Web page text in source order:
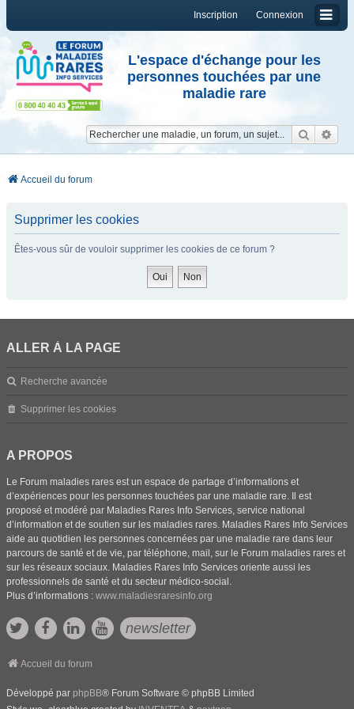
Connexion
Inscription
L'espace d'échange pour les
personnes touchées par une
maladie rare
Accueil du forum
Supprimer les cookies
Êtes-vous sûr de vouloir supprimer les cookies de ce forum ?
ALLER À LA PAGE
Recherche avancée
Supprimer les cookies
A PROPOS
Le Forum maladies rares est un espace de partage d’informations et
d’expériences pour les personnes touchées par une maladie rare. Il est
proposé et modéré par Maladies Rares Info Services, service national
d’information et de soutien sur les maladies rares. Maladies Rares Info Services
aide au quotidien les personnes concernées par une maladie rare dans leur
parcours de santé et de vie, par téléphone, mail, sur le Forum maladies rares et
sur les réseaux sociaux. Maladies Rares Info Services oriente aussi les
professionnels de santé et du secteur médico-social.
Plus d’informations : www.maladiesraresinfo.org
newsletter
Accueil du forum
Développé par phpBB® Forum Software © phpBB Limited